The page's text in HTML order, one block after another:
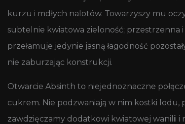
kurzu i mdłych nalotów. Towarzyszy mu
subtelnie kwiatowa zieloność; przestrzenna i
przełamuje jedynie jasną łagodność
nie zaburzając konstrukcji.
Otwarcie Absinth to niejednoznaczne
cukrem. Nie podzwaniają w nim kostki lodu,
zawdzięczamy dodatkowi kwiatowej wanilii